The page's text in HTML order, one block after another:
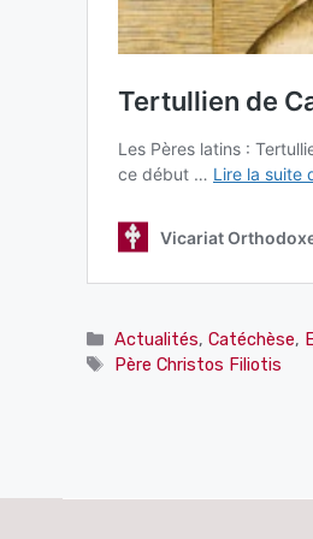
Catégories
Actualités,Catéchèse,
Étiquettes
Père Christos Filiotis